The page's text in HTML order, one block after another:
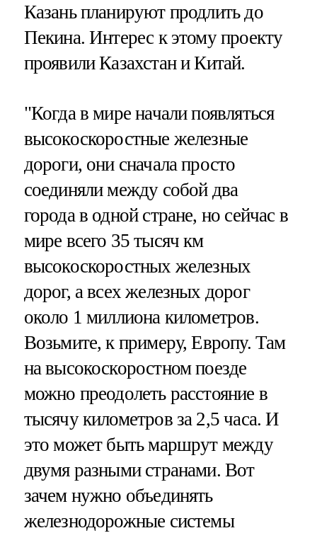
Казань планируют продлить до
Пекина. Интерес к этому проекту
проявили Казахстан и Китай.
"Когда в мире начали появляться
высокоскоростные железные
дороги, они сначала просто
соединяли между собой два
города в одной стране, но сейчас в
мире всего 35 тысяч км
высокоскоростных железных
дорог, а всех железных дорог
около 1 миллиона километров.
Возьмите, к примеру, Европу. Там
на высокоскоростном поезде
можно преодолеть расстояние в
тысячу километров за 2,5 часа. И
это может быть маршрут между
двумя разными странами. Вот
зачем нужно объединять
железнодорожные системы